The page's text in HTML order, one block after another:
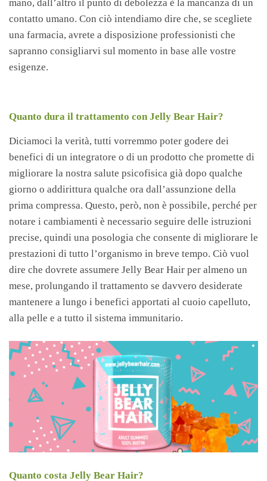
mano, dall’altro il punto di debolezza è la mancanza di un
contatto umano. Con ciò intendiamo dire che, se scegliete
una farmacia, avrete a disposizione professionisti che
sapranno consigliarvi sul momento in base alle vostre
esigenze.
Quanto dura il trattamento con Jelly Bear Hair?
Diciamoci la verità, tutti vorremmo poter godere dei
benefici di un integratore o di un prodotto che promette di
migliorare la nostra salute psicofisica già dopo qualche
giorno o addirittura qualche ora dall’assunzione della
prima compressa. Questo, però, non è possibile, perché per
notare i cambiamenti è necessario seguire delle istruzioni
precise, quindi una posologia che consente di migliorare le
prestazioni di tutto l’organismo in breve tempo. Ciò vuol
dire che dovrete assumere Jelly Bear Hair per almeno un
mese, prolungando il trattamento se davvero desiderate
mantenere a lungo i benefici apportati al cuoio capelluto,
alla pelle e a tutto il sistema immunitario.
Quanto costa Jelly Bear Hair?